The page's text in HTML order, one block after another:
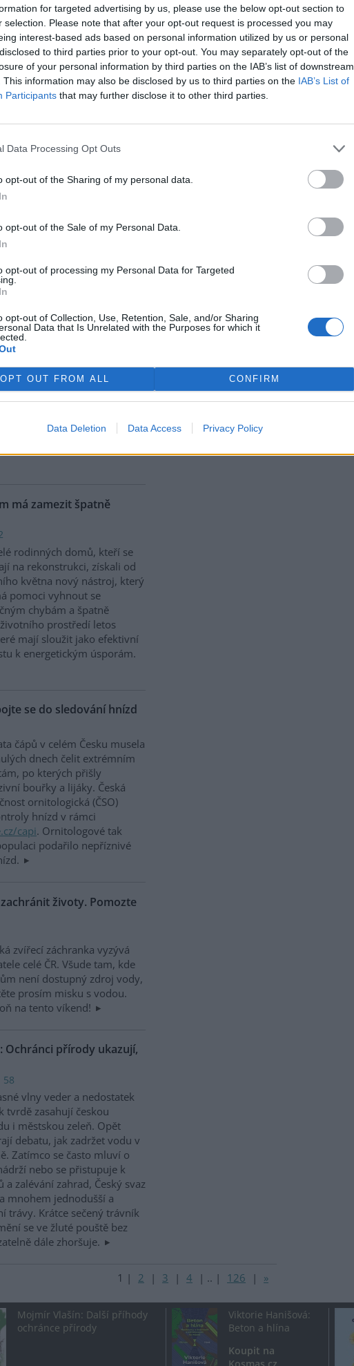
for targeted advertising by us, please use the below opt-out section to
selection. Please note that after your opt-out request is processed you may
interest-based ads based on personal information utilized by us or personal
to third parties prior to your opt-out. You may separately opt-out of the
of your personal information by third parties on the IAB’s list of downstream
This information may also be disclosed by us to third parties on the IAB’s List of
Participants that may further disclose it to other third parties.
Data Processing Opt Outs
opt-out of the Sharing of my personal data.
opt-out of the Sale of my Personal Data.
opt-out of processing my Personal Data for Targeted
opt-out of Collection, Use, Retention, Sale, and/or Sharing
Data that Is Unrelated with the Purposes for which it
OPT OUT FROM ALL CONFIRM
Data Deletion Data Access Privacy Policy
to nezákonné a ublížíte
4
kmen stromu lepící páskou či
nešvar. Ovocnáři se tak
meruňky) před mravenci
záchranka i záchranné
Lepící pasti na hmyz
kruté ale i nezákonné.
na březích Lipna
1
Lipna se mohou lokálně
organismy
nárosty na kamenech,
vodních rostlinách nebo v
to nález vědců z
začátku července. V těchto
tohoto dosud málo
zájmu obyvatel a
nádrže a jejich
do mapování i širokou
prostřednictvím
má zamezit špatně
rodinných domů, kteří se
na rekonstrukci, získali od
května nový nástroj, který
pomoci vyhnout se
chybám a špatně
prostředí letos
mají sloužit jako efektivní
k energetickým úsporám.
se do sledování hnízd
čápů v celém Česku musela
dnech čelit extrémním
po kterých přišly
bouřky a lijáky. Česká
ornitologická (ČSO)
hnízd v rámci
capi. Ornitologové tak
podařilo nepříznivé
životy. Pomozte
zvířecí záchranka vyzývá
celé ČR. Všude tam, kde
není dostupný zdroj vody,
prosím misku s vodou.
na tento víkend!
Ochránci přírody ukazují,
58
vlny veder a nedostatek
tvrdě zasahují českou
i městskou zeleň. Opět
debatu, jak zadržet vodu v
Zatímco se často mluví o
nebo se přistupuje k
zalévání zahrad, Český svaz
mnohem jednodušší a
trávy. Krátce sečený trávník
se ve žluté pouště bez
dále zhoršuje.
1 | 2 | 3 | 4 | .. | 126 | »
Mojmír Vlašín: Další příhody
ochránce přírody
Viktorie Hanišová:
Beton a hlína
Koupit na